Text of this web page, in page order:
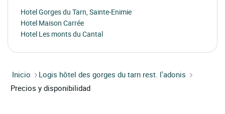
Hotel Gorges du Tarn, Sainte-Enimie
Hotel Maison Carrée
Hotel Les monts du Cantal
Inicio
Logis hôtel des gorges du tarn rest. l'adonis
Precios y disponibilidad